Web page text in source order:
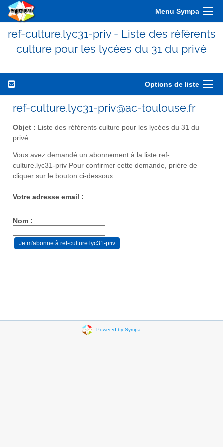
Menu Sympa
ref-culture.lyc31-priv - Liste des référents
culture pour les lycées du 31 du privé
Options de liste
ref-culture.lyc31-priv@ac-toulouse.fr
Objet : Liste des référents culture pour les lycées du 31 du
privé
Vous avez demandé un abonnement à la liste ref-
culture.lyc31-priv Pour confirmer cette demande, prière de
cliquer sur le bouton ci-dessous :
Votre adresse email :
Nom :
Powered by Sympa